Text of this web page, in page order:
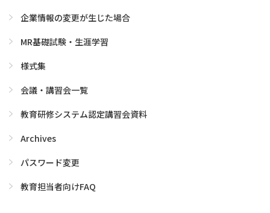
企業情報の変更が生じた場合
MR基礎試験・生涯学習
様式集
会議・講習会一覧
教育研修システム認定講習会資料
Archives
パスワード変更
教育担当者向けFAQ